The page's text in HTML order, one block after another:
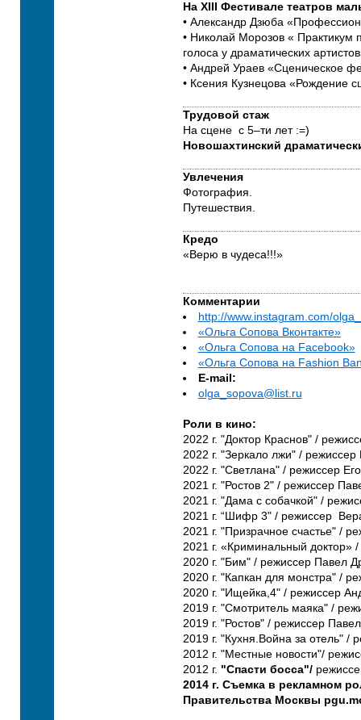
На XIII Фестивале театров
• Александр Дзюба
• Николай Морозов « Практикум
голоса у драматических
• Андрей Ураев «Сценическое
• Ксения Кузнецова «Рождение
Трудовой стаж
На сцене с 5–ти лет :=)
Новошахтинский
Увлечения
Фотография.
Путешествия.
Кредо
«Верю в чудеса!!!»
Комментарии
http://www.instagram.com/
«Ольга Сопова Вконтакте»
«Ольга Сопова на Facebook»
«Ольга Сопова на Fashion
E-mail:
olga_sopova@list.ru
Роли в кино:
2022 г. "Доктор Краснов" /
2022 г. "Зеркало лжи" /
2022 г. "Светлана" / режиссер
2021 г. "Ростов 2" / режиссер
2021 г. "Дама с собачкой" /
2021 г. “Шифр 3" / режиссер
2021 г. "Призрачное счастье" /
2021 г. «Криминальный доктор»
2020 г. "Бим" / режиссер Павел
2020 г. "Капкан для монстра" /
2020 г. "Ищейка,4" / режиссер
2019 г. "Смотритель маяка" /
2019 г. "Ростов" / режиссер
2019 г. "Кухня.Война за отель" /
2012 г. "Местные новости"/
2012 г. "Спасти босса"/
2014 г. Съемка в рекламном
Правительства Москвы